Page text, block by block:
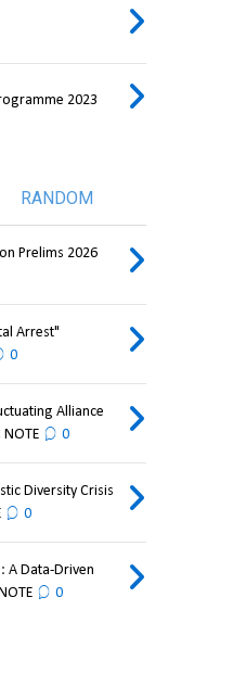
2023
RANDOM
Prelims 2026
Arrest"
0
Alliance
0
Diversity Crisis
0
A Data-Driven
0